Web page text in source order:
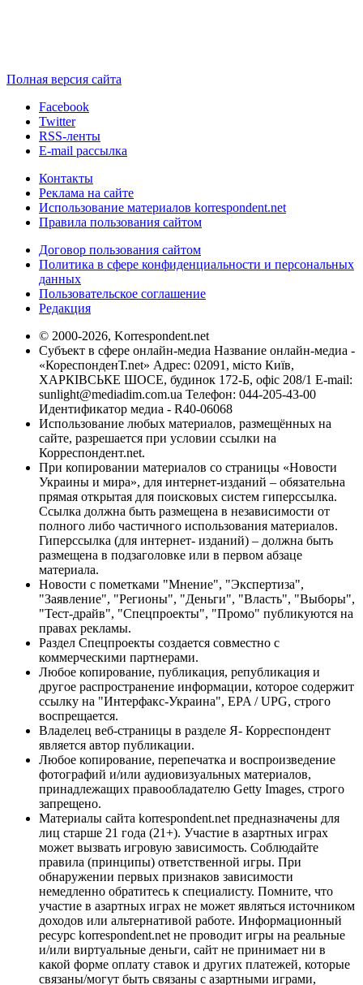
Полная версия сайта
Facebook
Twitter
RSS-ленты
E-mail рассылка
Контакты
Реклама на сайте
Использование материалов korrespondent.net
Правила пользования сайтом
Договор пользования сайтом
Политика в сфере конфиденциальности и персональных
данных
Пользовательское соглашение
Редакция
© 2000-2026, Korrespondent.net
Субъект в сфере онлайн-медиа Название онлайн-медиа -
«КореспонденТ.net» Адрес: 02091, місто Київ,
ХАРКІВСЬКЕ ШОСЕ, будинок 172-Б, офіс 208/1 E-mail:
sunlight@mediadim.com.ua Телефон: 044-205-43-00
Идентификатор медиа - R40-06068
Использование любых материалов, размещённых на
сайте, разрешается при условии ссылки на
Корреспондент.net.
При копировании материалов со страницы «Новости
Украины и мира», для интернет-изданий – обязательна
прямая открытая для поисковых систем гиперссылка.
Ссылка должна быть размещена в независимости от
полного либо частичного использования материалов.
Гиперссылка (для интернет- изданий) – должна быть
размещена в подзаголовке или в первом абзаце
материала.
Новости с пометками "Мнение", "Экспертиза",
"Заявление", "Регионы", "Деньги", "Власть", "Выборы",
"Тест-драйв", "Спецпроекты", "Промо" публикуются на
правах рекламы.
Раздел Спецпроекты создается совместно с
коммерческими партнерами.
Любое копирование, публикация, републикация и
другое распространение информации, которое содержит
ссылку на "Интерфакс-Украина", EPA / UPG, строго
воспрещается.
Владелец веб-страницы в разделе Я- Корреспондент
является автор публикации.
Любое копирование, перепечатка и воспроизведение
фотографий и/или аудиовизуальных материалов,
принадлежащих правообладателю Getty Images, строго
запрещено.
Материалы сайта korrespondent.net предназначены для
лиц старше 21 года (21+). Участие в азартных играх
может вызвать игровую зависимость. Соблюдайте
правила (принципы) ответственной игры. При
обнаружении первых признаков зависимости
немедленно обратитесь к специалисту. Помните, что
участие в азартных играх не может являться источником
доходов или альтернативой работе. Информационный
ресурс korrespondent.net не проводит игры на реальные
и/или виртуальные деньги, сайт не принимает ни в
какой форме оплату ставок и других платежей, которые
связаны/могут быть связаны с азартными играми,